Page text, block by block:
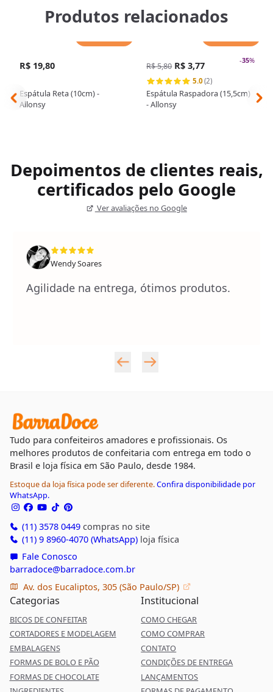
Produtos relacionados
R$ 19,80
Espátula Reta (10cm) -
Allonsy
-35%
R$ 5,80 R$ 3,77
5.0(2)
Espátula Raspadora (15,5cm)
- Allonsy
Depoimentos de clientes reais,
certificados pelo Google
Ver avaliações no Google
Wendy Soares
Agilidade na entrega, ótimos produtos.
Tudo para confeiteiros amadores e profissionais. Os
melhores produtos de confeitaria com entrega em todo o
Brasil e loja física em São Paulo, desde 1984.
Estoque da loja física pode ser diferente.Confira disponibilidade por
WhatsApp.
(11) 3578 0449compras no site
(11) 9 8960-4070 (WhatsApp)loja física
Fale Conosco
barradoce@barradoce.com.br
Av. dos Eucaliptos, 305 (São Paulo/SP)
Categorias
BICOS DE CONFEITAR
CORTADORES E MODELAGEM
EMBALAGENS
FORMAS DE BOLO E PÃO
FORMAS DE CHOCOLATE
Institucional
COMO CHEGAR
COMO COMPRAR
CONTATO
CONDIÇÕES DE ENTREGA
LANÇAMENTOS